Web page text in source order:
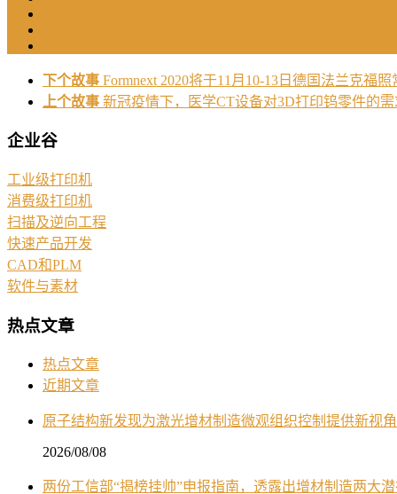
下个故事 Formnext 2020将于11月10-13日德国法兰克福照
上个故事 新冠疫情下，医学CT设备对3D打印钨零件的
企业谷
工业级打印机
消费级打印机
扫描及逆向工程
快速产品开发
CAD和PLM
软件与素材
热点文章
热点文章
近期文章
原子结构新发现为激光增材制造微观组织控制提供新视角
2026/08/08
两份工信部“揭榜挂帅”申报指南，透露出增材制造两大